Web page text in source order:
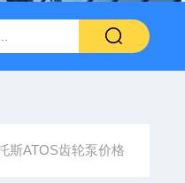
KNF气体隔膜泵
斯ATOS齿轮泵价格